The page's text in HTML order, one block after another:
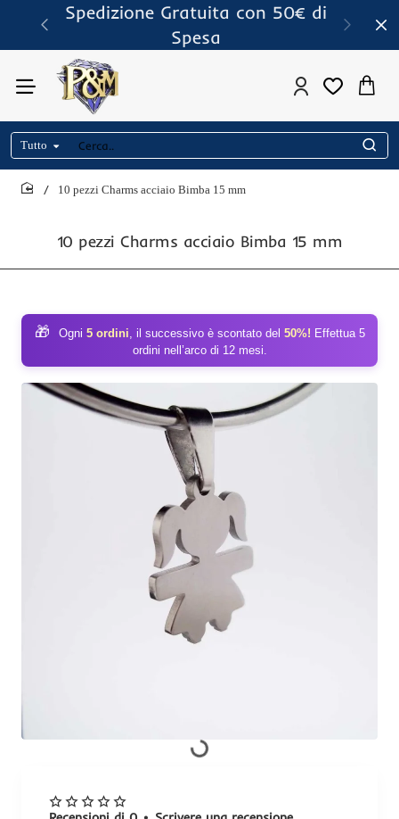
Spedizione Gratuita con 50€ di
Spesa
Tutto
Cerca..
10 pezzi Charms acciaio Bimba 15 mm
10 pezzi Charms acciaio Bimba 15 mm
🎁 Ogni 5 ordini, il successivo è scontato del 50%! Effettua 5
ordini nell’arco di 12 mesi.